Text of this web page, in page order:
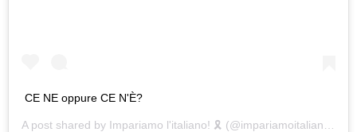
CE NE oppure CE N'È?
A post shared by Impariamo l'italiano! 🎗 (@impariamoitaliano) on